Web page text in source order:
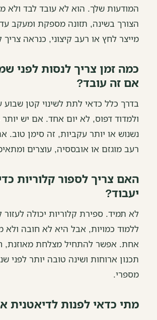
המודעות שלך. הוא לא עובד לבד ולא
הצורך בשינה, תזונה מספקת ומעקב
מייצר לחץ או רעב קיצוני, כנראה
כמה זמן צריך לנסות לפני
אם זה עובד?
בדרך כלל כדאי לתת לשינוי קטן שבוע
ולמדוד דפוס, לא יום אחד. אם יש
נשנוש או יותר עקביות, זה סימן טוב.
רעב מוגזם או אובססיה, עוצרים
האם צריך לספור קלוריות
יעבוד?
לא תמיד. ספירת קלוריות יכולה
ללמוד כמויות, אבל היא לא חובה
אחת. אפשר להתחיל מצלחת מאוזנת,
תכנון ארוחות ושינה טובה יותר לפני
מספרי.
מתי כדאי לפנות לדיאטנית